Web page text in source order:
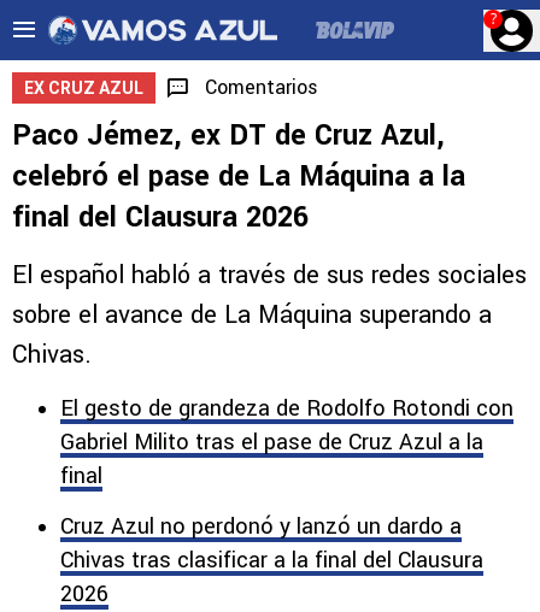
?
EX CRUZ AZUL Comentarios
Paco Jémez, ex DT de Cruz Azul,
celebró el pase de La Máquina a la
final del Clausura 2026
El español habló a través de sus redes sociales
sobre el avance de La Máquina superando a
Chivas.
El gesto de grandeza de Rodolfo Rotondi con
Gabriel Milito tras el pase de Cruz Azul a la
final
Cruz Azul no perdonó y lanzó un dardo a
Chivas tras clasificar a la final del Clausura
2026